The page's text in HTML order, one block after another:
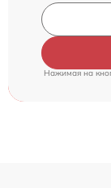
Нажимая на